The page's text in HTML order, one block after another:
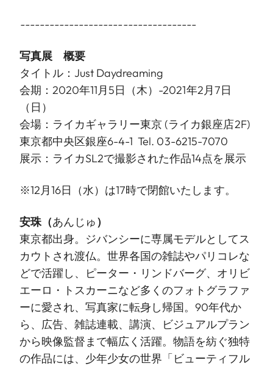
------------------------------------
写真展 概要
タイトル：Just Daydreaming
会期：2020年11月5日（木）-2021年2月7日
（日）
会場：ライカギャラリー東京 (ライカ銀座店2F)
東京都中央区銀座6-4-1 Tel. 03-6215-7070
展示：ライカSL2で撮影された作品14点を展示
※12月16日（水）は17時で閉館いたします。
安珠（あんじゅ）
東京都出身。ジバンシーに専属モデルとしてス
カウトされ渡仏。世界各国の雑誌やパリコレな
どで活躍し、ピーター・リンドバーグ、オリビ
エーロ・トスカーニなど多くのフォトグラファ
ーに愛され、写真家に転身し帰国。90年代か
ら、広告、雑誌連載、講演、ビジュアルプラン
から映像監督まで幅広く活躍。物語を紡ぐ独特
の作品には、少年少女の世界「ビューティフル